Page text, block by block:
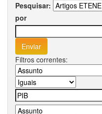
Pesquisar:
por
Filtros correntes: